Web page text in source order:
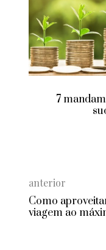
7
anterior
Como
viagem ao